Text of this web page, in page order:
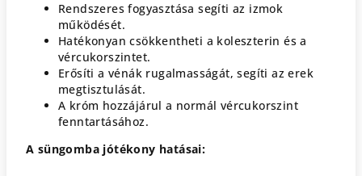
Rendszeres fogyasztása segíti az izmok
működését.
Hatékonyan csökkentheti a koleszterin és a
vércukorszintet.
Erősíti a vénák rugalmasságát, segíti az erek
megtisztulását.
A króm hozzájárul a normál vércukorszint
fenntartásához.
A süngomba jótékony hatásai: